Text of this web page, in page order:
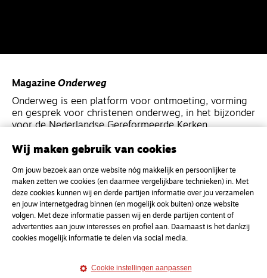
Magazine Onderweg
Onderweg is een platform voor ontmoeting, vorming
en gesprek voor christenen onderweg, in het bijzonder
voor de Nederlandse Gereformeerde Kerken.
Magazine
Onderweg
Kvk-nummer 33277063
NL46 INGB 0117 5827 86
info@onderwegonline.nl
Wij maken gebruik van cookies
Om jouw bezoek aan onze website nóg makkelijk en persoonlijker te
maken zetten we cookies (en daarmee vergelijkbare technieken) in. Met
deze cookies kunnen wij en derde partijen informatie over jou verzamelen
en jouw internetgedrag binnen (en mogelijk ook buiten) onze website
volgen. Met deze informatie passen wij en derde partijen content of
advertenties aan jouw interesses en profiel aan. Daarnaast is het dankzij
cookies mogelijk informatie te delen via social media.
Cookie instellingen aanpassen